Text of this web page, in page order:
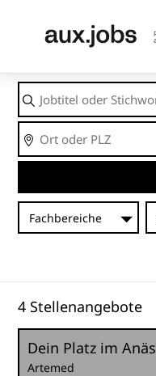
Jobtitel
oder
Stichwort
Ort
Fachbereiche
4 Stellenangebote
Artemed